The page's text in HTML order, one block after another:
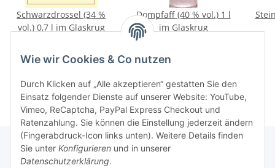
Wie wir Cookies & Co nutzen
Durch Klicken auf „Alle akzeptieren“ gestatten Sie den
Einsatz folgender Dienste auf unserer Website: YouTube,
Vimeo, ReCaptcha, PayPal Express Checkout und
Ratenzahlung. Sie können die Einstellung jederzeit ändern
(Fingerabdruck-Icon links unten). Weitere Details finden
Sie unter Konfigurieren und in unserer
Datenschutzerklärung.
Schwarzdrossel (34 %
vol.) 0,7 l im Glaskrug
22,71 € pro 1 l
Dompfaff (40 % vol.) 1 l
im Glaskrug
21,50 € pro 1 l